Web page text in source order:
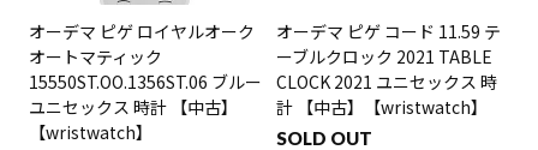
オーデマ ピゲ ロイヤルオーク
オートマティック
15550ST.OO.1356ST.06 ブルー
ユニセックス 時計 【中古】
【wristwatch】
オーデマ ピゲ コード 11.59 テ
ーブルクロック 2021 TABLE
CLOCK 2021 ユニセックス 時
計 【中古】【wristwatch】
SOLD OUT